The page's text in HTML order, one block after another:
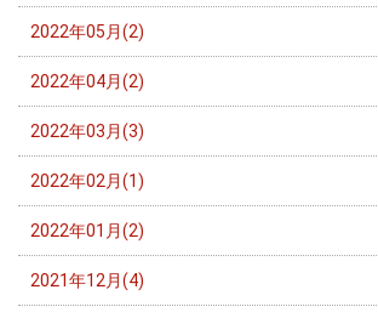
2022年05月(2)
2022年04月(2)
2022年03月(3)
2022年02月(1)
2022年01月(2)
2021年12月(4)